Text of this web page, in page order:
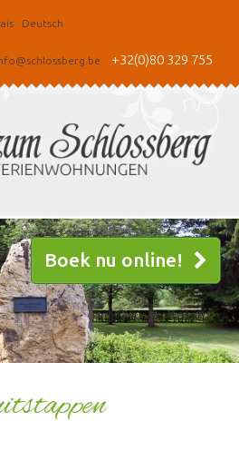
Deutsch
+32(0)80 329 755
Boek nu online!